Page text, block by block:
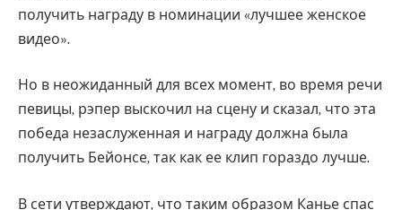
получить награду в номинации «лучшее женское
видео».
Но в неожиданный для всех момент, во время речи
певицы, рэпер выскочил на сцену и сказал, что эта
победа незаслуженная и награду должна была
получить Бейонсе, так как ее клип гораздо лучше.
В сети утверждают, что таким образом Канье спас